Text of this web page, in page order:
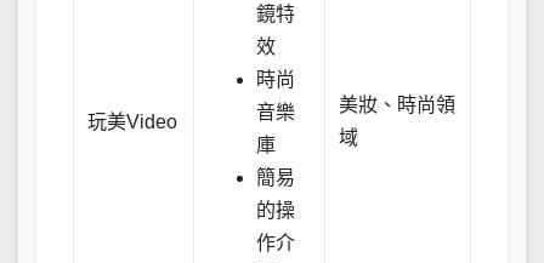
玩美Video
鏡特
效
時尚
音樂
庫
簡易
的操
作介
美妝、時尚領
域